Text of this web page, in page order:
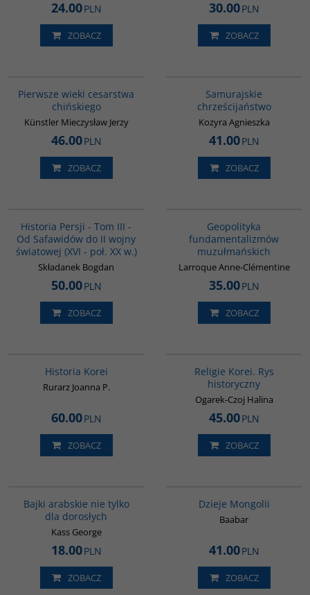
24.00PLN
ZOBACZ
30.00PLN
ZOBACZ
Pierwsze wieki cesarstwa
chińskiego
Künstler Mieczysław Jerzy
46.00PLN
ZOBACZ
Samurajskie
chrześcijaństwo
Kozyra Agnieszka
41.00PLN
ZOBACZ
Historia Persji - Tom III -
Od Safawidów do II wojny
światowej (XVI - poł. XX w.)
Składanek Bogdan
50.00PLN
ZOBACZ
Geopolityka
fundamentalizmów
muzułmańskich
Larroque Anne-Clémentine
35.00PLN
ZOBACZ
Historia Korei
Rurarz Joanna P.
60.00PLN
ZOBACZ
Religie Korei. Rys
historyczny
Ogarek-Czoj Halina
45.00PLN
ZOBACZ
Bajki arabskie nie tylko
dla dorosłych
Kass George
18.00PLN
ZOBACZ
Dzieje Mongolii
Baabar
41.00PLN
ZOBACZ